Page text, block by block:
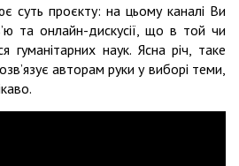
суть проєкту: на цьому каналі Ви
та онлайн-дискусії, що в той чи
гуманітарних наук. Ясна річ, таке
авторам руки у виборі теми,